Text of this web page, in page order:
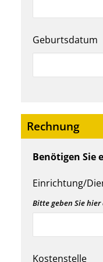
Geburtsdatum
Rechnung
Benötigen Sie
Einrichtung/
Bitte geben Sie
Kostenstelle